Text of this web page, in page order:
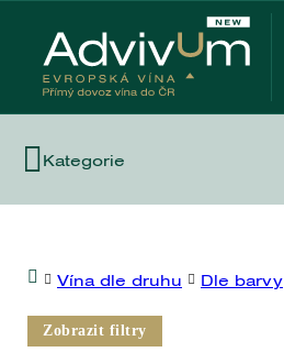
Kategorie
Vína dle druhu Dle barvy
Zobrazit filtry